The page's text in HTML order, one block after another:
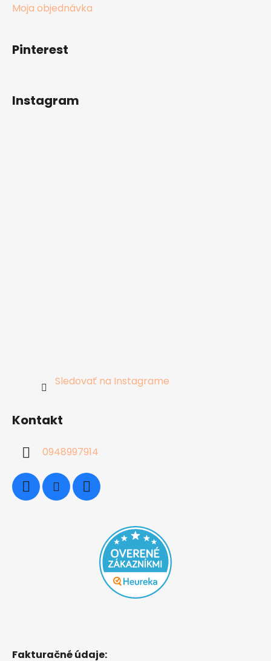
Moja objednávka
Pinterest
Instagram
Sledovať na Instagrame
Kontakt
0948997914
Fakturačné údaje: